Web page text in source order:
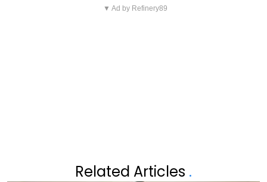
TOESTAND VAN LILIANE SAINT-
▼ Ad by Refinery89
Related Articles .